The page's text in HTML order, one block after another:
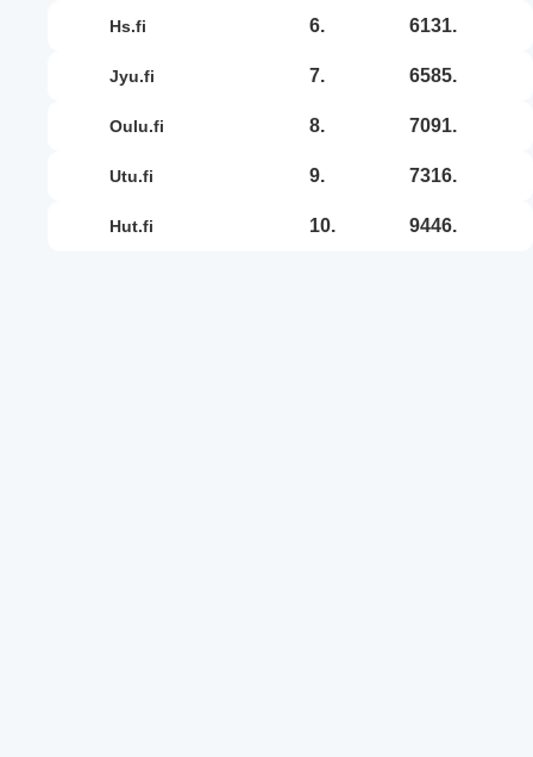
hs.fi 6. 6131.
jyu.fi 7. 6585.
oulu.fi 8. 7091.
utu.fi 9. 7316.
hut.fi 10. 9446.